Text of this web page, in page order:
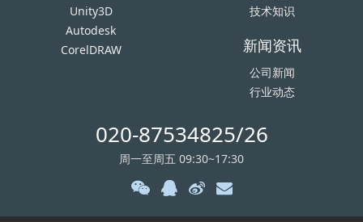
Unity3D
Autodesk
CorelDRAW
技术知识
新闻资讯
公司新闻
行业动态
020-87534825/26
周一至周五 09:30~17:30